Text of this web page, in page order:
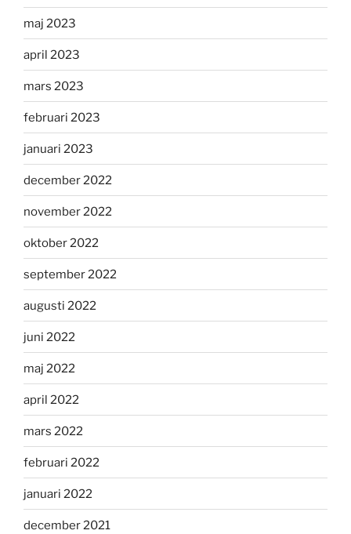
maj 2023
april 2023
mars 2023
februari 2023
januari 2023
december 2022
november 2022
oktober 2022
september 2022
augusti 2022
juni 2022
maj 2022
april 2022
mars 2022
februari 2022
januari 2022
december 2021